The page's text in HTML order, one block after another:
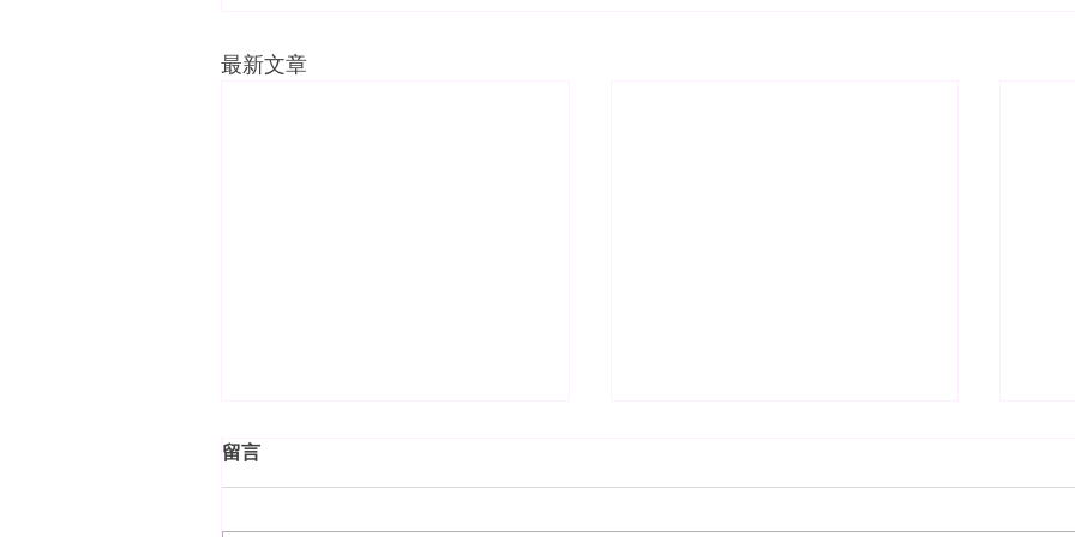
最新文章
留言